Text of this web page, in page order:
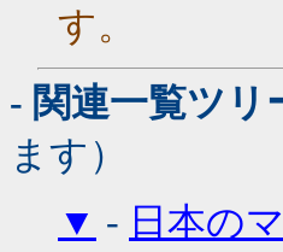
す。
- 関連一覧ツリ
ます）
▼ - 日本の